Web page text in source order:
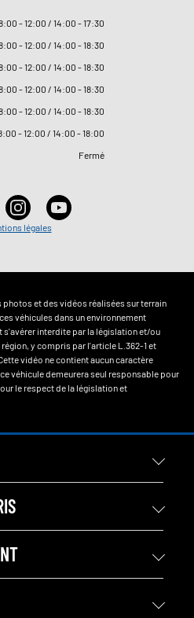
:00 - 12:00 / 14:00 - 17:30
:00 - 12:00 / 14:00 - 18:30
:00 - 12:00 / 14:00 - 18:30
:00 - 12:00 / 14:00 - 18:30
:00 - 12:00 / 14:00 - 18:30
:00 - 12:00 / 14:00 - 18:00
Fermé
légales
et des vidéos réalisées sur terrain
véhicules dans un environnement
interdite par la législation et/ou
y compris par l'article L.362-1 et
vidéo ne contient aucun caractère
véhicule demeurera seul responsable pour
le respect de la législation et